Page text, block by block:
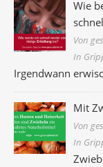
Wie
Von
In
Irgendwann
Mit
Von
In